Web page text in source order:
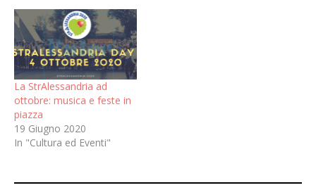
La StrAlessandria ad
ottobre: musica e feste in
piazza
19 Giugno 2020
In "Cultura ed Eventi"